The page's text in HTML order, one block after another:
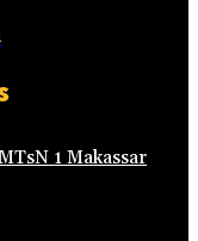
1 Makassar